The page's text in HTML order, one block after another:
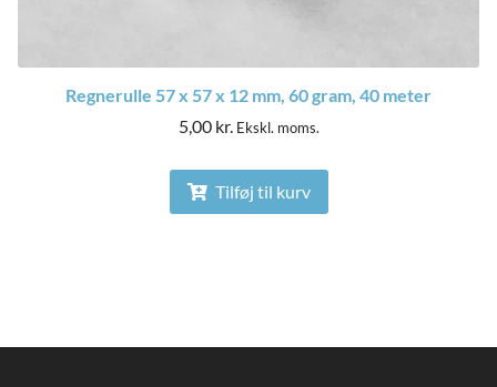
Regnerulle 57 x 57 x 12 mm, 60 gram, 40 meter
5,00 kr. Ekskl. moms.
Tilføj til kurv